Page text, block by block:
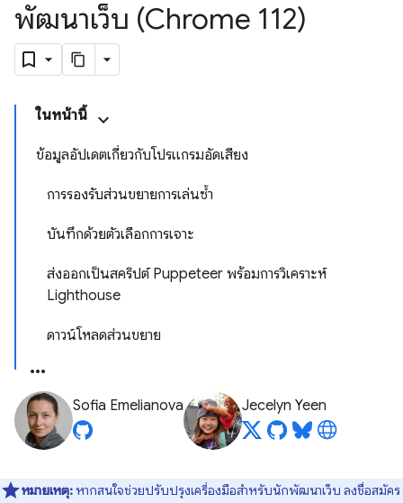
พัฒนาเว็บ (Chrome 112)
ในหน้านี้
ข้อมูลอัปเดตเกี่ยวกับโปรแกรมอัดเสียง
การรองรับส่วนขยายการเล่นซ้ำ
บันทึกด้วยตัวเลือกการเจาะ
ส่งออกเป็นสคริปต์ Puppeteer พร้อมการวิเคราะห์
Lighthouse
ดาวน์โหลดส่วนขยาย
Sofia Emelianova Jecelyn Yeen
หมายเหตุ: หากสนใจช่วยปรับปรุงเครื่องมือสำหรับนักพัฒนาเว็บ ลงชื่อสมัคร